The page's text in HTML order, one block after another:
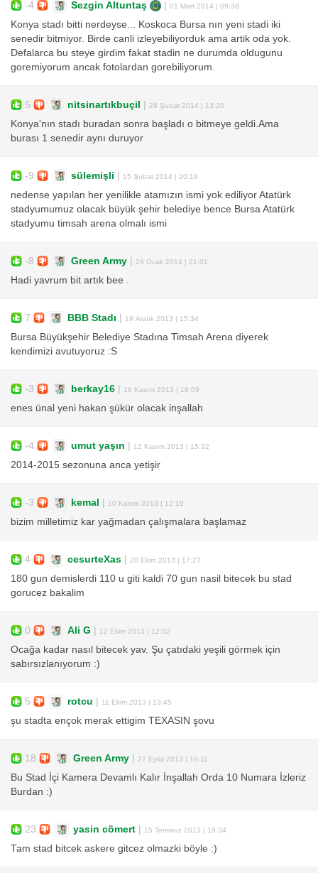
-4 Sezgin Altuntaş | 01 Mart 2014 | 09:38
Konya stadı bitti nerdeyse... Koskoca Bursa nın yeni stadi iki
senedir bitmiyor. Birde canli izleyebiliyorduk ama artik oda yok.
Defalarca bu steye girdim fakat stadin ne durumda oldugunu
goremiyorum ancak fotolardan gorebiliyorum.
5 nitsinartıkbuçil | 28 Şubat 2014 | 13:20
Konya'nın stadı buradan sonra başladı o bitmeye geldi.Ama
burası 1 senedir aynı duruyor
-9 sülemişli | 15 Şubat 2014 | 20:19
nedense yapılan her yenilikle atamızın ismi yok ediliyor Atatürk
stadyumumuz olacak büyük şehir belediye bence Bursa Atatürk
stadyumu timsah arena olmalı ismi
-8 Green Army | 28 Ocak 2014 | 21:01
Hadi yavrum bit artık bee .
7 BBB Stadı | 19 Aralık 2013 | 15:34
Bursa Büyükşehir Belediye Stadına Timsah Arena diyerek
kendimizi avutuyoruz :S
-3 berkay16 | 18 Kasım 2013 | 19:09
enes ünal yeni hakan şükür olacak inşallah
-4 umut yaşın | 12 Kasım 2013 | 15:32
2014-2015 sezonuna anca yetişir
-3 kemal | 10 Kasım 2013 | 12:19
bizim milletimiz kar yağmadan çalışmalara başlamaz
4 cesurteXas | 20 Ekim 2013 | 17:27
180 gun demislerdi 110 u giti kaldi 70 gun nasil bitecek bu stad
gorucez bakalim
0 Ali G | 12 Ekim 2013 | 12:02
Ocağa kadar nasıl bitecek yav. Şu çatıdaki yeşili görmek için
sabırsızlanıyorum :)
5 rotcu | 11 Ekim 2013 | 13:45
şu stadta ençok merak ettigim TEXASIN şovu
18 Green Army | 27 Eylül 2013 | 16:11
Bu Stad İçi Kamera Devamlı Kalır İnşallah Orda 10 Numara İzleriz
Burdan :)
23 yasin cömert | 15 Temmuz 2013 | 19:34
Tam stad bitcek askere gitcez olmazki böyle :)